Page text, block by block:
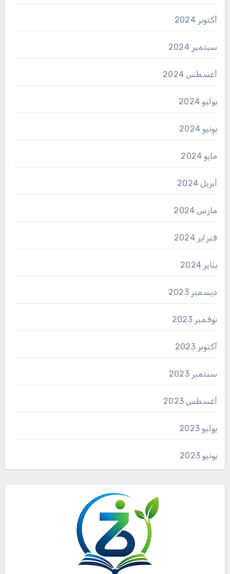
أكتوبر 2024
سبتمبر 2024
أغسطس 2024
يوليو 2024
يونيو 2024
مايو 2024
أبريل 2024
مارس 2024
فبراير 2024
يناير 2024
ديسمبر 2023
نوفمبر 2023
أكتوبر 2023
سبتمبر 2023
أغسطس 2023
يوليو 2023
يونيو 2023